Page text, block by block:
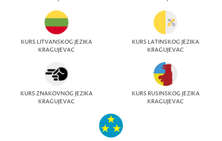
KURS LITVANSKOG JEZIKA
KRAGUJEVAC
KURS LATINSKOG JEZIKA
KRAGUJEVAC
KURS ZNAKOVNOG JEZIKA
KRAGUJEVAC
KURS RUSINSKOG JEZIKA
KRAGUJEVAC